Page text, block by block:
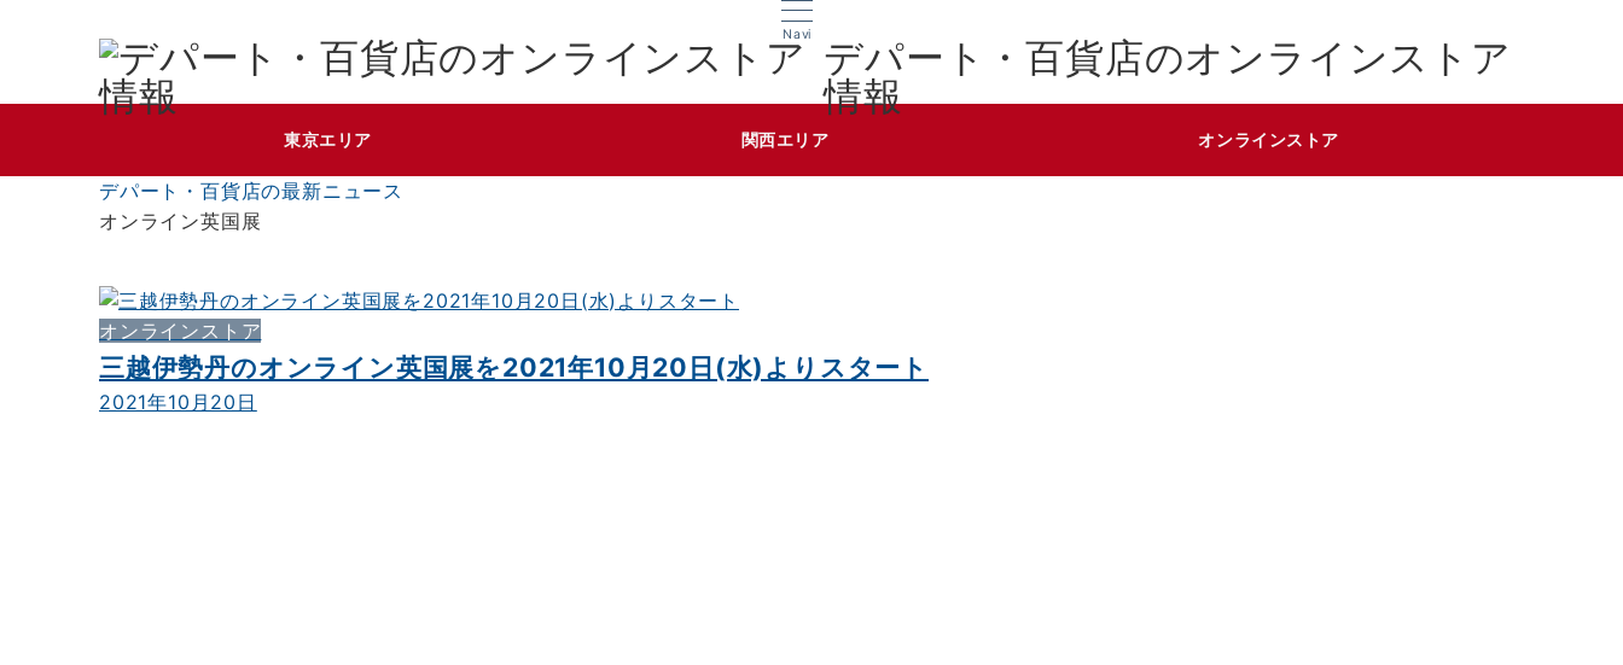
Navi
デパート・百貨店のオンラインストア
情報
東京エリア 関西エリア オンラインストア
デパート・百貨店の最新ニュース
オンライン英国展
オンラインストア
三越伊勢丹のオンライン英国展を2021年10月20日(水)よりスタート
2021年10月20日